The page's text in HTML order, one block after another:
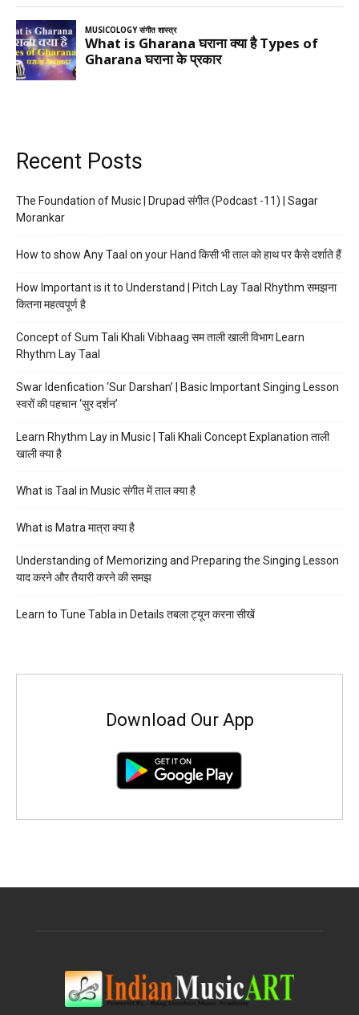
Recent Posts
The Foundation of Music | Drupad संगीत (Podcast -11) | Sagar
Morankar
How to show Any Taal on your Hand किसी भी ताल को हाथ पर कैसे दर्शाते हैं
How Important is it to Understand | Pitch Lay Taal Rhythm समझना
कितना महत्वपूर्ण है
Concept of Sum Tali Khali Vibhaag सम ताली खाली विभाग Learn
Rhythm Lay Taal
Swar Idenfication ‘Sur Darshan’ | Basic Important Singing Lesson
स्वरों की पहचान ‘सुर दर्शन’
Learn Rhythm Lay in Music | Tali Khali Concept Explanation ताली
खाली क्या है
What is Taal in Music संगीत में ताल क्या है
What is Matra मात्रा क्या है
Understanding of Memorizing and Preparing the Singing Lesson
याद करने और तैयारी करने की समझ
Learn to Tune Tabla in Details तबला ट्यून करना सीखें
Download Our App